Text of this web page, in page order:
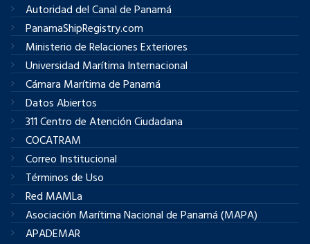
Autoridad del Canal de Panamá
PanamaShipRegistry.com
Ministerio de Relaciones Exteriores
Universidad Marítima Internacional
Cámara Marítima de Panamá
Datos Abiertos
311 Centro de Atención Ciudadana
COCATRAM
Correo Institucional
Términos de Uso
Red MAMLa
Asociación Marítima Nacional de Panamá (MAPA)
APADEMAR